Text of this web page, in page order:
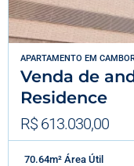
APARTAMENTO EM
Venda de
Residence
R$ 613.030,00
70.64m² Área Útil